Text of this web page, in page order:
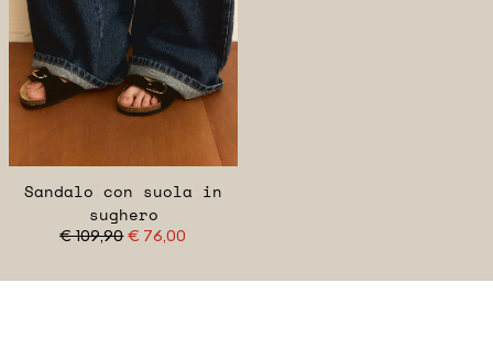
Sandalo con suola in
sughero
€ 109,90€ 76,00